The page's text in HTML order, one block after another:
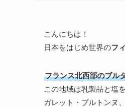
こんにちは！
日本をはじめ世界のフ
フランス北西部のブル
この地域は乳製品と塩
ガレット・ブルトンヌ